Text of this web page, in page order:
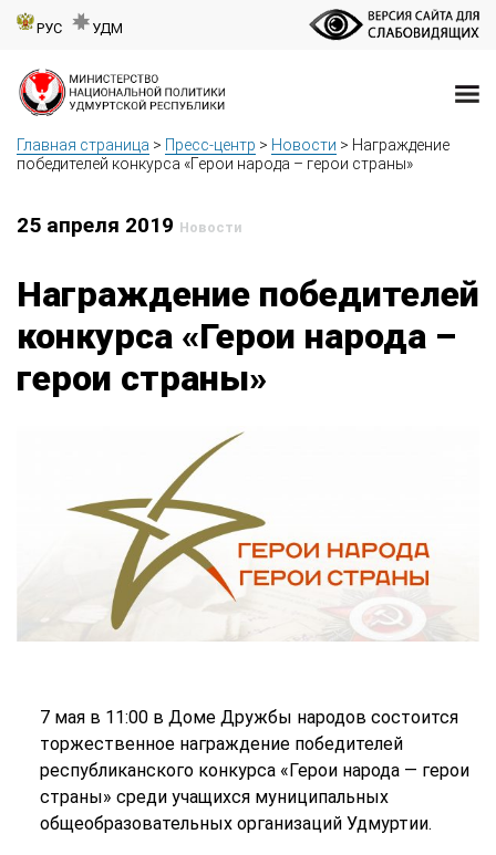
РУС УДМ
Главная страница > Пресс-центр > Новости > Награждение
победителей конкурса «Герои народа – герои страны»
25 апреля 2019 Новости
Награждение победителей
конкурса «Герои народа –
герои страны»
7 мая в 11:00 в Доме Дружбы народов состоится
торжественное награждение победителей
республиканского конкурса «Герои народа — герои
страны» среди учащихся муниципальных
общеобразовательных организаций Удмуртии.